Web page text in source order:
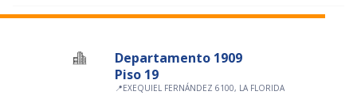
Departamento 1909
Piso 19
📍EXEQUIEL FERNÁNDEZ 6100, LA FLORIDA